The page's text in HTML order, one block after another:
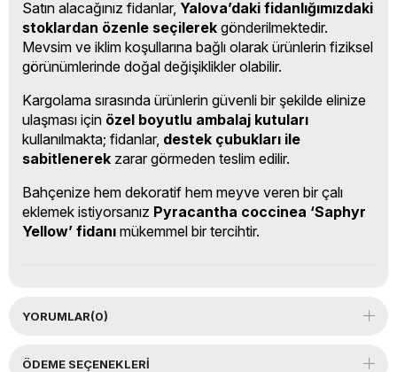
Satın alacağınız fidanlar, Yalova’daki fidanlığımızdaki
stoklardan özenle seçilerek gönderilmektedir.
Mevsim ve iklim koşullarına bağlı olarak ürünlerin fiziksel
görünümlerinde doğal değişiklikler olabilir.
Kargolama sırasında ürünlerin güvenli bir şekilde elinize
ulaşması için özel boyutlu ambalaj kutuları
kullanılmakta; fidanlar, destek çubukları ile
sabitlenerek zarar görmeden teslim edilir.
Bahçenize hem dekoratif hem meyve veren bir çalı
eklemek istiyorsanız Pyracantha coccinea ‘Saphyr
Yellow’ fidanı mükemmel bir tercihtir.
YORUMLAR(0)
ÖDEME SEÇENEKLERI